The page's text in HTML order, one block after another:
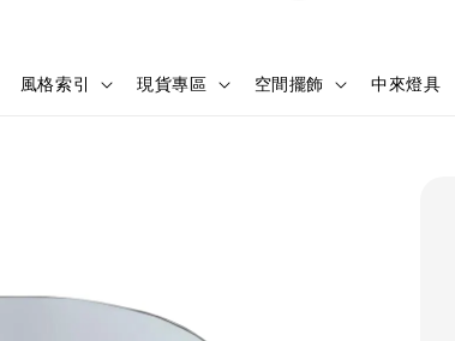
風格索引 現貨專區 空間擺飾 中來燈具